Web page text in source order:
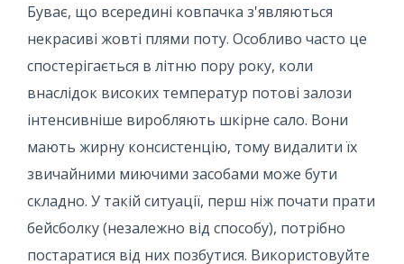
Буває, що всередині ковпачка з'являються
некрасиві жовті плями поту. Особливо часто це
спостерігається в літню пору року, коли
внаслідок високих температур потові залози
інтенсивніше виробляють шкірне сало. Вони
мають жирну консистенцію, тому видалити їх
звичайними миючими засобами може бути
складно. У такій ситуації, перш ніж почати прати
бейсболку (незалежно від способу), потрібно
постаратися від них позбутися. Використовуйте